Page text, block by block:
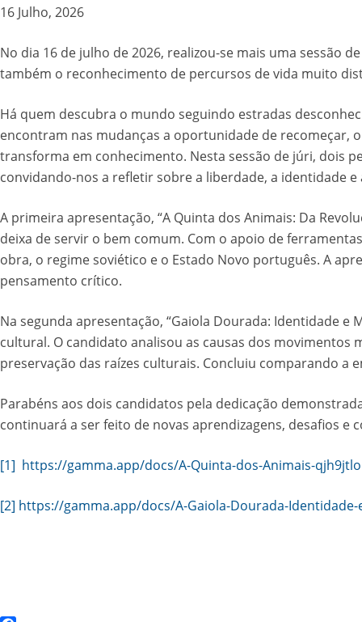
16 Julho, 2026
No dia 16 de julho de 2026, realizou-se mais uma sessão
também o reconhecimento de percursos de vida muito
Há quem descubra o mundo seguindo estradas
encontram nas mudanças a oportunidade de recomeçar,
transforma em conhecimento. Nesta sessão de júri, dois
convidando-nos a refletir sobre a liberdade, a identidade
A primeira apresentação, “A Quinta dos Animais: Da
deixa de servir o bem comum. Com o apoio de
obra, o regime soviético e o Estado Novo português. A
pensamento crítico.
Na segunda apresentação, “Gaiola Dourada: Identidade e
cultural. O candidato analisou as causas dos
preservação das raízes culturais. Concluiu comparando a
Parabéns aos dois candidatos pela dedicação
continuará a ser feito de novas aprendizagens, desafios e
[1] https://gamma.app/docs/A-Quinta-dos-Animais-
[2] https://gamma.app/docs/A-Gaiola-Dourada-